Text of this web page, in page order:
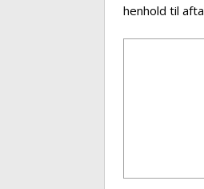
henhold til